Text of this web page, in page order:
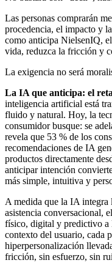
Las personas comprarán
procedencia, el impacto y
como anticipa NielsenIQ,
vida, reduzca la fricción y
La exigencia no será
La IA que anticipa: el
inteligencia artificial está
fluido y natural. Hoy, la
consumidor busque: se
revela que 53 % de los
recomendaciones de IA
productos directamente
anticipar intención
más simple, intuitiva y
A medida que la IA integra
asistencia conversacional,
físico, digital y predictivo a
contexto del usuario, cada
hiperpersonalización
fricción, sin esfuerzo, sin